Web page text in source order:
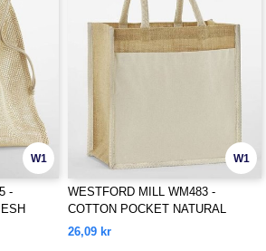
W1
-
W1
WESTFORD MILL WM483 -
COTTON POCKET NATURAL
STARCHED JUTE MIDI TOTE
26,09 kr